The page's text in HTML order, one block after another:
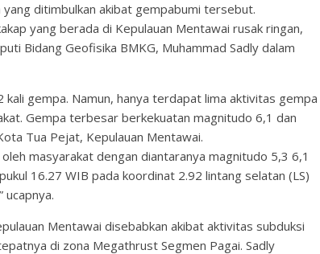
ditimbulkan akibat gempabumi tersebut.
yang berada di Kepulauan Mentawai rusak ringan,
Bidang Geofisika BMKG, Muhammad Sadly dalam
gempa. Namun, hanya terdapat lima aktivitas gempa
Gempa terbesar berkekuatan magnitudo 6,1 dan
Tua Pejat, Kepulauan Mentawai.
masyarakat dengan diantaranya magnitudo 5,3 6,1
16.27 WIB pada koordinat 2.92 lintang selatan (LS)
ucapnya.
Mentawai disebabkan akibat aktivitas subduksi
di zona Megathrust Segmen Pagai. Sadly